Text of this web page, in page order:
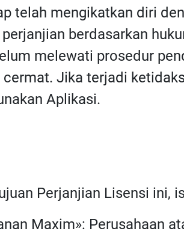
telah mengikatkan diri
berdasarkan
melewati prosedur
cermat. Jika terjadi
Aplikasi.
Perjanjian Lisensi ini,
Maxim»: Perusahaan